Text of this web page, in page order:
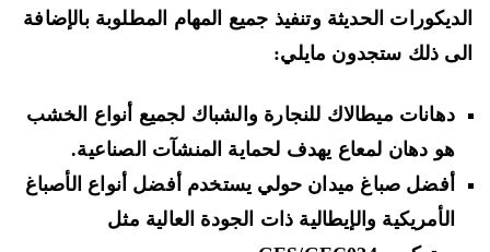
الحديثةوتنفيذ جميع المهام المطلوبة بالإضافة
ذلك ستجدون مايلي:
دهانات ميطالاك للنجارة والشباك لجميع أنواع الخشب
هو دهان لمعاع يهدف لحماية المنشآت الصناعية.
أفضل صباغ ميدان حولي يستخدم أفضل أنواع الأصباغ
الأمريكية والإيطالية ذات الجودة العالية مثل